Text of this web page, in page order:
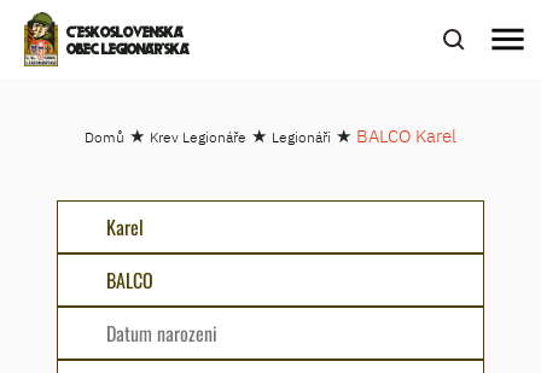
ČESKOSLOVENSKÁ
OBEC LEGIONÁŘSKÁ
menu
Domů ★ Krev Legionáře ★ Legionáři ★ BALCO Karel